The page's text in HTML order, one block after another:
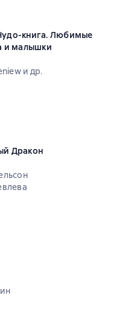
книга. Любимые
и малышки
и др.
0 на основе 0 оценок
Дракон
4,3 на основе 6 оценок
4,6 на основе 81 оценок